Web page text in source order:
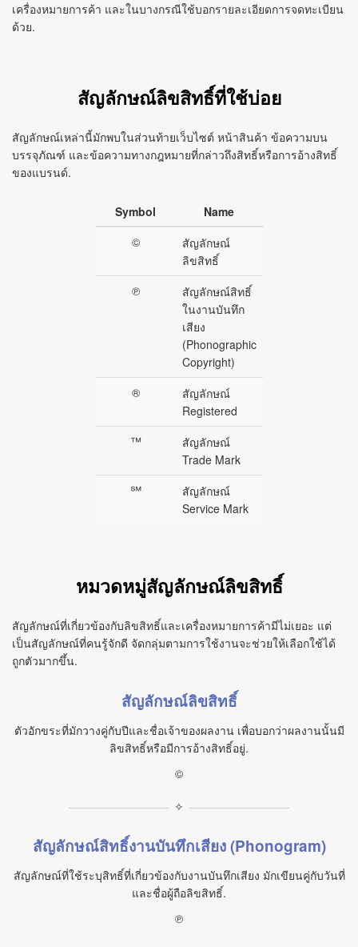
เครื่องหมายการค้า และในบางกรณีใช้บอกรายละเอียดการจดทะเบียน
ด้วย.
สัญลักษณ์ลิขสิทธิ์ที่ใช้บ่อย
สัญลักษณ์เหล่านี้มักพบในส่วนท้ายเว็บไซต์ หน้าสินค้า ข้อความบน
บรรจุภัณฑ์ และข้อความทางกฎหมายที่กล่าวถึงสิทธิ์หรือการอ้างสิทธิ์
ของแบรนด์.
Symbol
Name
©
สัญลักษณ์
ลิขสิทธิ์
℗
สัญลักษณ์สิทธิ์
ในงานบันทึก
เสียง
(Phonographic
Copyright)
®
สัญลักษณ์
Registered
™
สัญลักษณ์
Trade Mark
℠
สัญลักษณ์
Service Mark
หมวดหมู่สัญลักษณ์ลิขสิทธิ์
สัญลักษณ์ที่เกี่ยวข้องกับลิขสิทธิ์และเครื่องหมายการค้ามีไม่เยอะ แต่
เป็นสัญลักษณ์ที่คนรู้จักดี จัดกลุ่มตามการใช้งานจะช่วยให้เลือกใช้ได้
ถูกตัวมากขึ้น.
สัญลักษณ์ลิขสิทธิ์
ตัวอักขระที่มักวางคู่กับปีและชื่อเจ้าของผลงาน เพื่อบอกว่าผลงานนั้นมี
ลิขสิทธิ์หรือมีการอ้างสิทธิ์อยู่.
©
✧
สัญลักษณ์สิทธิ์งานบันทึกเสียง (Phonogram)
สัญลักษณ์ที่ใช้ระบุสิทธิ์ที่เกี่ยวข้องกับงานบันทึกเสียง มักเขียนคู่กับวันที่
และชื่อผู้ถือลิขสิทธิ์.
℗